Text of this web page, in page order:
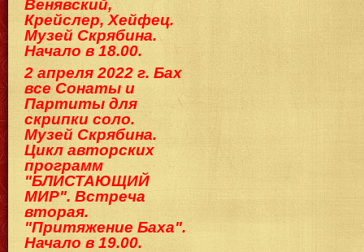
Венявский,
Крейслер, Хейфец.
Музей Скрябина.
Начало в 18.00.
2 апреля 2022 г. Бах
все Сонаты и
Партиты для
скрипки соло.
Музей Скрябина.
Цикл авторских
программ
"БЛИСТАЮЩИЙ
МИР". Встреча
вторая.
"Притяжение Баха".
Начало в 19.00.